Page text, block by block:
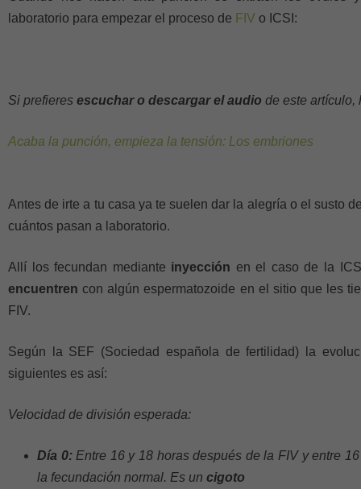
laboratorio para empezar el proceso de FIV o ICSI:
Si prefieres escuchar o descargar el audio de este artículo,
Acaba la punción, empieza la tensión: Los embriones
Antes de irte a tu casa ya te suelen dar la alegría o el susto
cuántos pasan a laboratorio.
Allí los fecundan mediante inyección en el caso de la
encuentren con algún espermatozoide en el sitio que les
FIV.
Según la SEF (Sociedad española de fertilidad) la
siguientes es así:
Velocidad de división esperada:
Día 0: Entre 16 y 18 horas después de la FIV y entre
la fecundación normal. Es un cigoto